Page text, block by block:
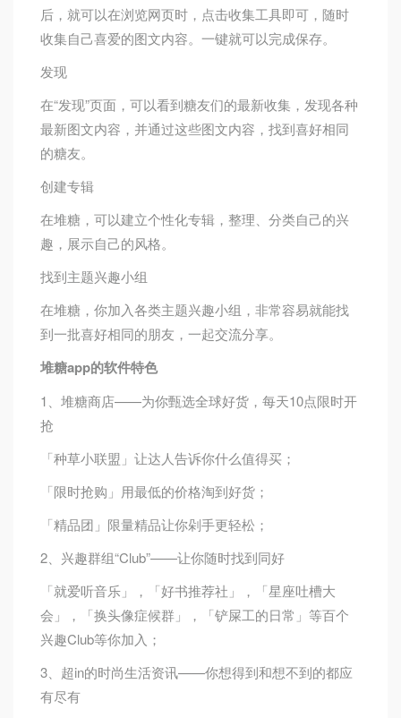
后，就可以在浏览网页时，点击收集工具即可，随时
收集自己喜爱的图文内容。一键就可以完成保存。
发现
在“发现”页面，可以看到糖友们的最新收集，发现各种
最新图文内容，并通过这些图文内容，找到喜好相同
的糖友。
创建专辑
在堆糖，可以建立个性化专辑，整理、分类自己的兴
趣，展示自己的风格。
找到主题兴趣小组
在堆糖，你加入各类主题兴趣小组，非常容易就能找
到一批喜好相同的朋友，一起交流分享。
堆糖app的软件特色
1、堆糖商店——为你甄选全球好货，每天10点限时开
抢
「种草小联盟」让达人告诉你什么值得买；
「限时抢购」用最低的价格淘到好货；
「精品团」限量精品让你剁手更轻松；
2、兴趣群组“Club”——让你随时找到同好
「就爱听音乐」，「好书推荐社」，「星座吐槽大
会」，「换头像症候群」，「铲屎工的日常」等百个
兴趣Club等你加入；
3、超in的时尚生活资讯——你想得到和想不到的都应
有尽有